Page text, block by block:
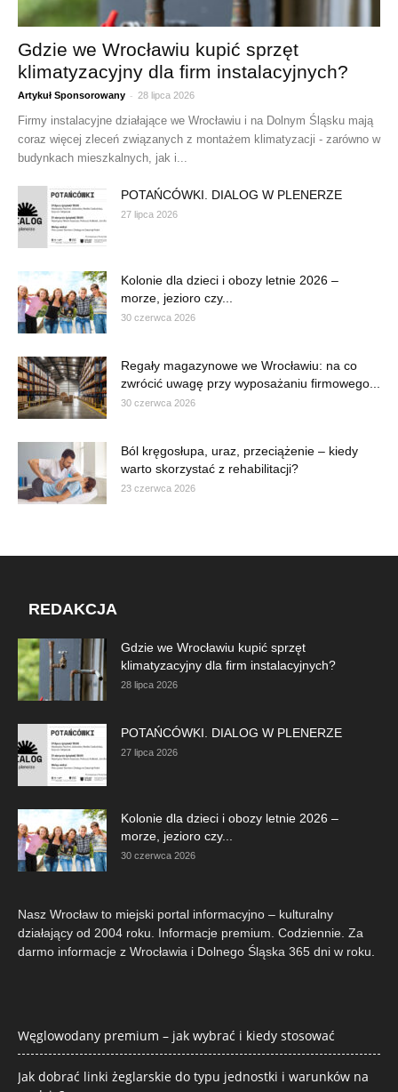
Gdzie we Wrocławiu kupić sprzęt
klimatyzacyjny dla firm instalacyjnych?
Artykuł Sponsorowany - 28 lipca 2026
Firmy instalacyjne działające we Wrocławiu i na Dolnym Śląsku mają
coraz więcej zleceń związanych z montażem klimatyzacji - zarówno w
budynkach mieszkalnych, jak i...
POTAŃCÓWKI. DIALOG W PLENERZE
27 lipca 2026
Kolonie dla dzieci i obozy letnie 2026 –
morze, jezioro czy...
30 czerwca 2026
Regały magazynowe we Wrocławiu: na co
zwrócić uwagę przy wyposażaniu firmowego...
30 czerwca 2026
Ból kręgosłupa, uraz, przeciążenie – kiedy
warto skorzystać z rehabilitacji?
23 czerwca 2026
REDAKCJA
Gdzie we Wrocławiu kupić sprzęt
klimatyzacyjny dla firm instalacyjnych?
28 lipca 2026
POTAŃCÓWKI. DIALOG W PLENERZE
27 lipca 2026
Kolonie dla dzieci i obozy letnie 2026 –
morze, jezioro czy...
30 czerwca 2026
Nasz Wrocław to miejski portal informacyjno – kulturalny
działający od 2004 roku. Informacje premium. Codziennie. Za
darmo informacje z Wrocławia i Dolnego Śląska 365 dni w roku.
Węglowodany premium – jak wybrać i kiedy stosować
Jak dobrać linki żeglarskie do typu jednostki i warunków na